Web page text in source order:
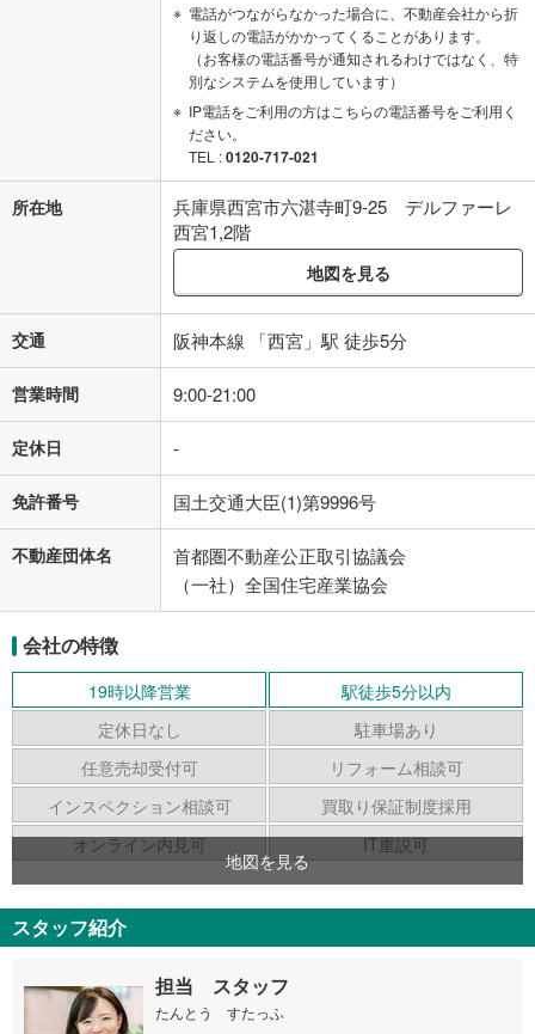
電話がつながらなかった場合に、不動産会社から折
り返しの電話がかかってくることがあります。
（お客様の電話番号が通知されるわけではなく、特
別なシステムを使用しています）
IP電話をご利用の方はこちらの電話番号をご利用く
ださい。
TEL :0120-717-021
所在地
兵庫県西宮市六湛寺町9-25 デルファーレ
西宮1,2階
地図を見る
交通 阪神本線 「西宮」駅 徒歩5分
営業時間 9:00-21:00
定休日 -
免許番号 国土交通大臣(1)第9996号
不動産団体名
首都圏不動産公正取引協議会
（一社）全国住宅産業協会
会社の特徴
19時以降営業
駅徒歩5分以内
定休日なし
駐車場あり
任意売却受付可
リフォーム相談可
インスペクション相談可
買取り保証制度採用
オンライン内見可
IT重説可
地図を見る
スタッフ紹介
担当 スタッフ
たんとう すたっふ